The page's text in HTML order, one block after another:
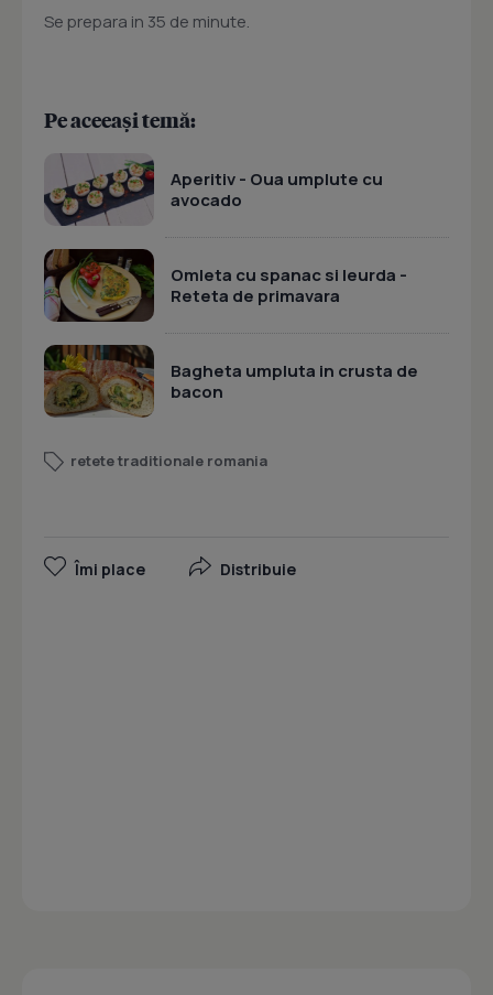
Se prepara in 35 de minute.
Pe aceeași temă:
Aperitiv - Oua umplute cu
avocado
Omleta cu spanac si leurda -
Reteta de primavara
Bagheta umpluta in crusta de
bacon
retete traditionale romania
Îmi place Distribuie